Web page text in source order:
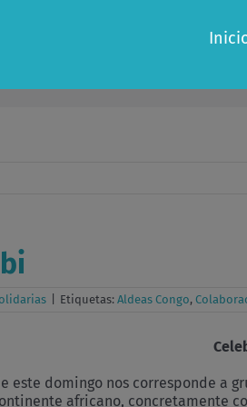
Etiquetas: Aldeas Congo,
del Congo)
este domingo nos corresponde a
africano, concretamente